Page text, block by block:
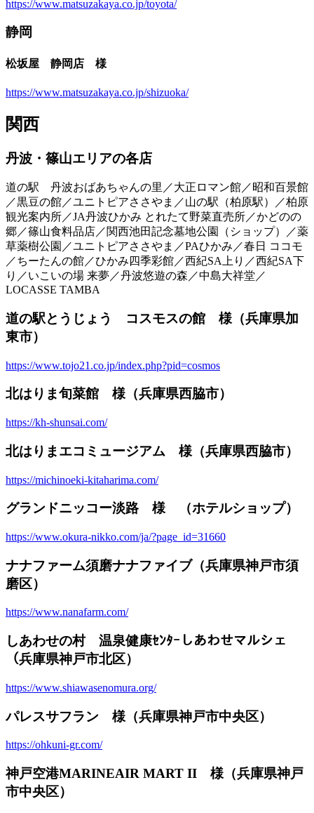
https://www.matsuzakaya.co.jp/toyota/
静岡
松坂屋 静岡店 様
https://www.matsuzakaya.co.jp/shizuoka/
関西
丹波・篠山エリアの各店
道の駅 丹波おばあちゃんの里／大正ロマン館／昭和百景館
／黒豆の館／ユニトピアささやま／山の駅（柏原駅）／柏原
観光案内所／JA丹波ひかみ とれたて野菜直売所／かどのの
郷／篠山食料品店／関西池田記念墓地公園（ショップ）／薬
草薬樹公園／ユニトピアささやま／PAひかみ／春日 ココモ
／ちーたんの館／ひかみ四季彩館／西紀SA上り／西紀SA下
り／いこいの場 来夢／丹波悠遊の森／中島大祥堂／
LOCASSE TAMBA
道の駅とうじょう コスモスの館 様（兵庫県加
東市）
https://www.tojo21.co.jp/index.php?pid=cosmos
北はりま旬菜館 様（兵庫県西脇市）
https://kh-shunsai.com/
北はりまエコミュージアム 様（兵庫県西脇市）
https://michinoeki-kitaharima.com/
グランドニッコー淡路 様 （ホテルショップ）
https://www.okura-nikko.com/ja/?page_id=31660
ナナファーム須磨ナナファイブ（兵庫県神戸市須
磨区）
https://www.nanafarm.com/
しあわせの村 温泉健康ｾﾝﾀｰしあわせマルシェ
（兵庫県神戸市北区）
https://www.shiawasenomura.org/
パレスサフラン 様（兵庫県神戸市中央区）
https://ohkuni-gr.com/
神戸空港MARINEAIR MART II 様（兵庫県神戸
市中央区）